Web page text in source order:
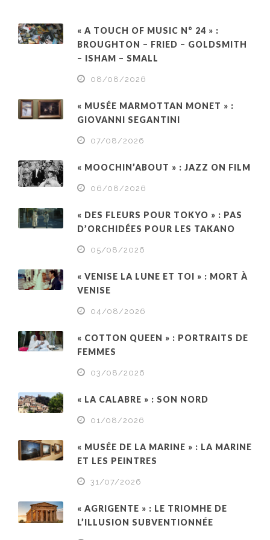
« A TOUCH OF MUSIC N° 24 » :
BROUGHTON – FRIED – GOLDSMITH
– ISHAM – SMALL
08/08/2026
« MUSÉE MARMOTTAN MONET » :
GIOVANNI SEGANTINI
07/08/2026
« MOOCHIN’ABOUT » : JAZZ ON FILM
06/08/2026
« DES FLEURS POUR TOKYO » : PAS
D’ORCHIDÉES POUR LES TAKANO
05/08/2026
« VENISE LA LUNE ET TOI » : MORT À
VENISE
04/08/2026
« COTTON QUEEN » : PORTRAITS DE
FEMMES
03/08/2026
« LA CALABRE » : SON NORD
01/08/2026
« MUSÉE DE LA MARINE » : LA MARINE
ET LES PEINTRES
31/07/2026
« AGRIGENTE » : LE TRIOMHE DE
L’ILLUSION SUBVENTIONNÉE